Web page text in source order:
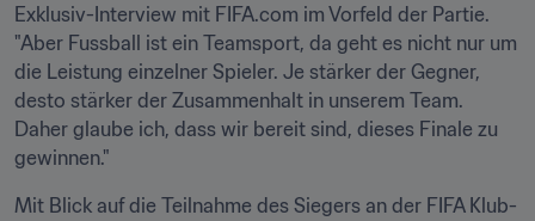
Exklusiv-Interview mit FIFA.com im Vorfeld der Partie.
"Aber Fussball ist ein Teamsport, da geht es nicht nur um
die Leistung einzelner Spieler. Je stärker der Gegner,
desto stärker der Zusammenhalt in unserem Team.
Daher glaube ich, dass wir bereit sind, dieses Finale zu
gewinnen."
Mit Blick auf die Teilnahme des Siegers an der FIFA Klub-